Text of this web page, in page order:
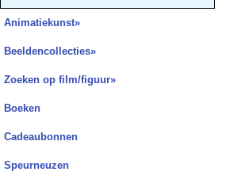
Animatiekunst»
Beeldencollecties»
Zoeken op film/figuur»
Boeken
Cadeaubonnen
Speurneuzen